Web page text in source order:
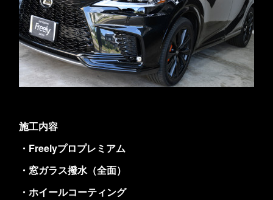
施工内容
・Freelyプロプレミアム
・窓ガラス撥水（全面）
・ホイールコーティング